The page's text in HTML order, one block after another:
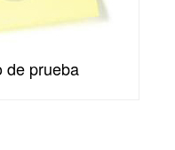
de prueba